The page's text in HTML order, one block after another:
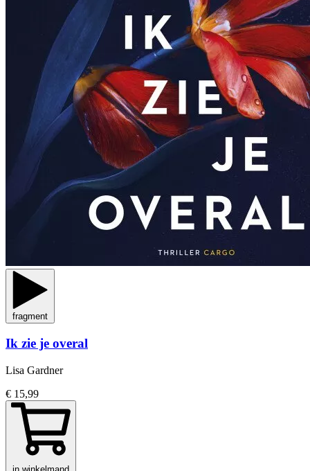
fragment
Ik zie je overal
Lisa Gardner
€ 15,99